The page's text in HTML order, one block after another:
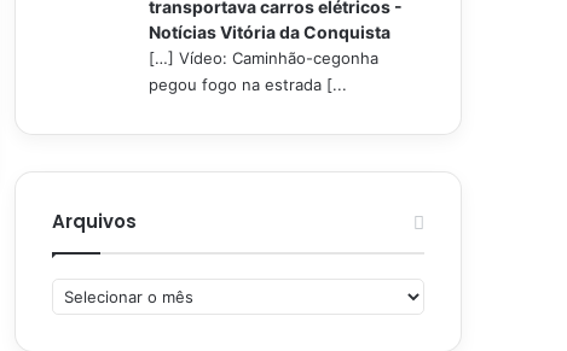
transportava carros elétricos -
Notícias Vitória da Conquista
[…] Vídeo: Caminhão-cegonha
pegou fogo na estrada [...
Arquivos
Arquivos